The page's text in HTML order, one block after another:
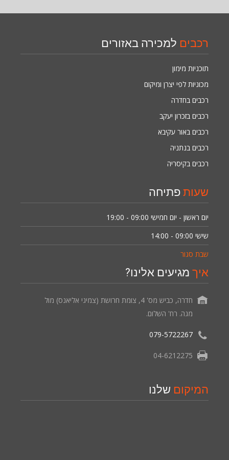
רכבים למכירה באזורים
תוכניות מימון
מכוניות לפי יצרן ומיקום
רכבים בחדרה
רכבים בזכרון יעקב
רכבים באור עקיבא
רכבים בנתניה
רכבים בקיסריה
שעות פתיחה
09:00 - 19:00 יום ראשון - יום חמישי
09:00 - 14:00 שישי
שבת סגור
איך מגיעים אלינו?
חדרה, כביש מס' 4, צומת חרושת (צמיגי אליאנס) מול
מגה. רח' השלום.
079-5722267
04-6212275
המיקום שלנו